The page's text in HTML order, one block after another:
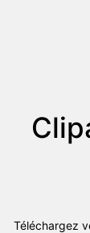
Téléchargez